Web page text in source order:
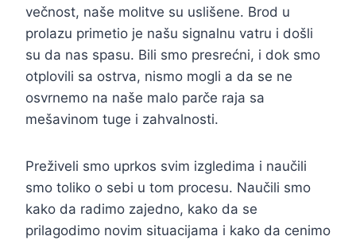
večnost, naše molitve su uslišene. Brod u
prolazu primetio je našu signalnu vatru i došli
su da nas spasu. Bili smo presrećni, i dok smo
otplovili sa ostrva, nismo mogli a da se ne
osvrnemo na naše malo parče raja sa
mešavinom tuge i zahvalnosti.
Preživeli smo uprkos svim izgledima i naučili
smo toliko o sebi u tom procesu. Naučili smo
kako da radimo zajedno, kako da se
prilagodimo novim situacijama i kako da cenimo